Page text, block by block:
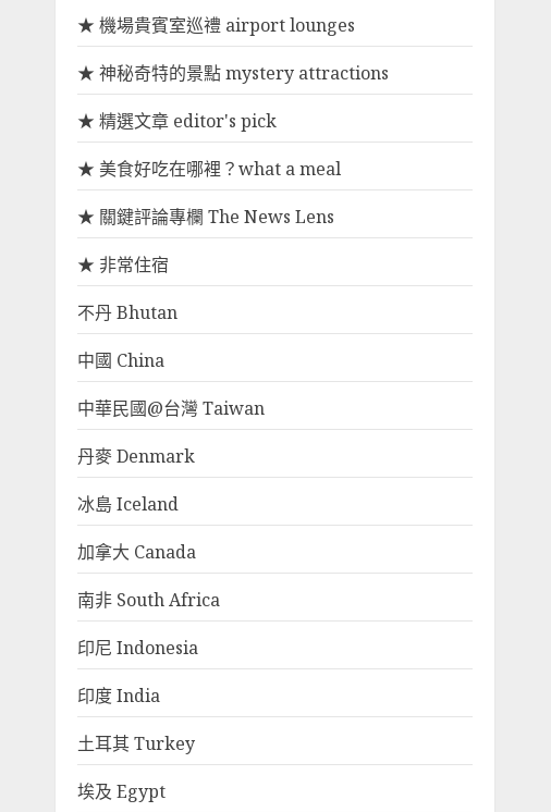
★ 機場貴賓室巡禮 airport lounges
★ 神秘奇特的景點 mystery attractions
★ 精選文章 editor's pick
★ 美食好吃在哪裡？what a meal
★ 關鍵評論專欄 The News Lens
★ 非常住宿
不丹 Bhutan
中國 China
中華民國@台灣 Taiwan
丹麥 Denmark
冰島 Iceland
加拿大 Canada
南非 South Africa
印尼 Indonesia
印度 India
土耳其 Turkey
埃及 Egypt